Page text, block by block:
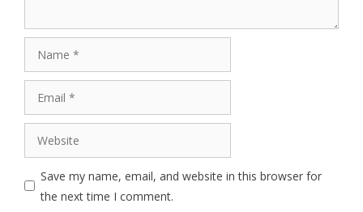
Save my name, email, and website in this browser for
the next time I comment.